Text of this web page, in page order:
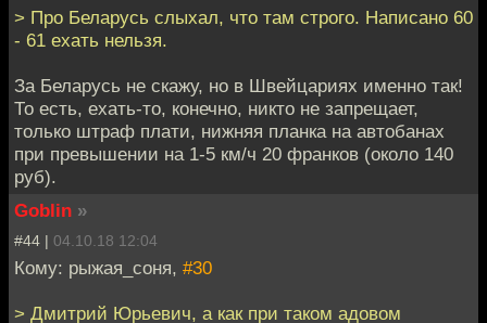
> Про Беларусь слыхал, что там строго. Написано 60
- 61 ехать нельзя.
За Беларусь не скажу, но в Швейцариях именно так!
То есть, ехать-то, конечно, никто не запрещает,
только штраф плати, нижняя планка на автобанах
при превышении на 1-5 км/ч 20 франков (около 140
руб).
Goblin »
#44 | 04.10.18 12:04
Кому: рыжая_соня, #30
> Дмитрий Юрьевич, а как при таком адовом